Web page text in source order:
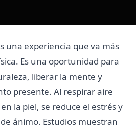
una experiencia que va más
Es una oportunidad para
liberar la mente y
presente. Al respirar aire
la piel, se reduce el estrés y
ánimo. Estudios muestran